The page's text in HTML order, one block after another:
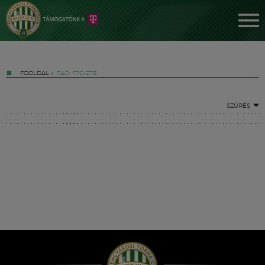
FŐOLDAL » TAG: FTC-ZTE
SZŰRÉS
Hírek